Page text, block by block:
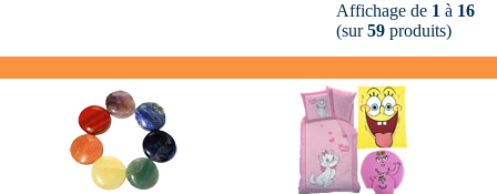
Affichage de 1 à 16
(sur59 produits)